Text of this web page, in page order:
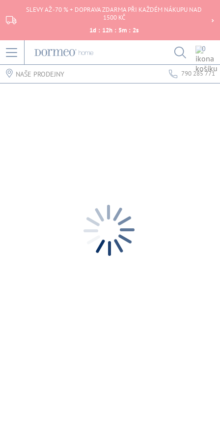
SLEVY AŽ -70 % + DOPRAVA ZDARMA PŘI KAŽDÉM NÁKUPU NAD
1500 KČ
1d : 12h : 5m : 2s
0
NAŠE PRODEJNY 790 285 771